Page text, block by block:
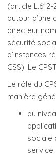
(article
autour d’une
directeur
sécurité
d’Instances
CSS). Le
Le rôle du
manière
au
sociale
service